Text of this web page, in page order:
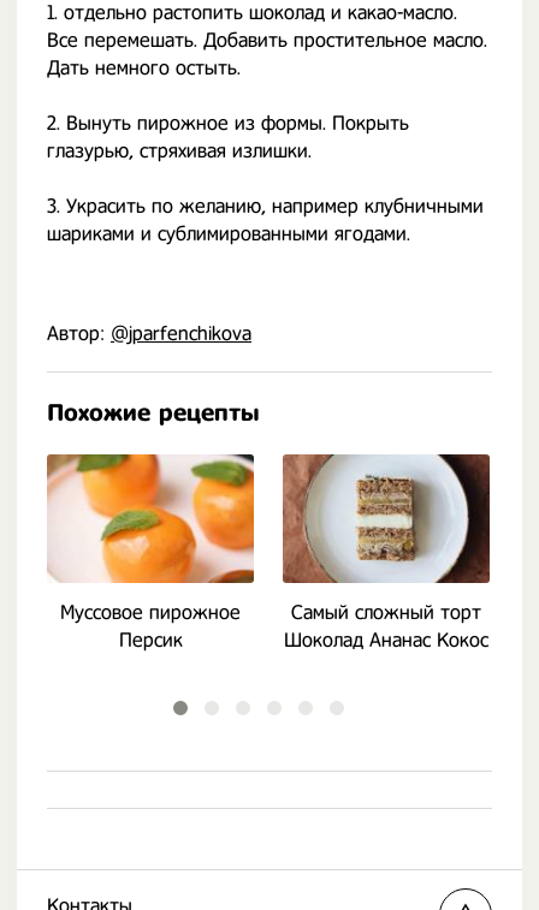
1. отдельно растопить шоколад и какао-масло.
Все перемешать. Добавить простительное масло.
Дать немного остыть.
2. Вынуть пирожное из формы. Покрыть
глазурью, стряхивая излишки.
3. Украсить по желанию, например клубничными
шариками и сублимированными ягодами.
Автор: @jparfenchikova
Похожие рецепты
Муссовое пирожное
Персик
Самый сложный торт
Шоколад Ананас Кокос